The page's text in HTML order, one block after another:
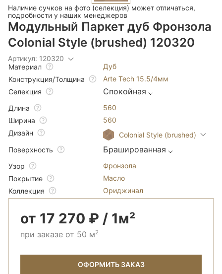
Наличие сучков на фото (селекция) может отличаться,
подробности у наших менеджеров
Модульный Паркет дуб Фронзола
Colonial Style (brushed) 120320
Артикул: 120320
Материал
Дуб
Конструкция/Толщина
Arte Tech 15.5/4мм
Селекция
Спокойная
Длина
560
Ширина
560
Дизайн
Colonial Style (brushed)
Поверхность
Брашированная
Узор
Фронзола
Покрытие
Масло
Коллекция
Ориджинал
от 17 270 ₽ / 1м²
при заказе от 50 м2
ОФОРМИТЬ ЗАКАЗ